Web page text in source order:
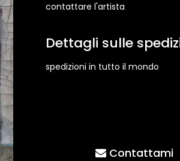
contattare l'artista
Dettagli sulle
spedizioni in tutto il mondo
Contattami